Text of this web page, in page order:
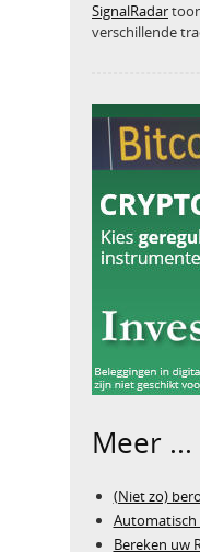
SignalRadar
verschillende
Meer ...
(Niet zo)
Automatisch
Bereken uw